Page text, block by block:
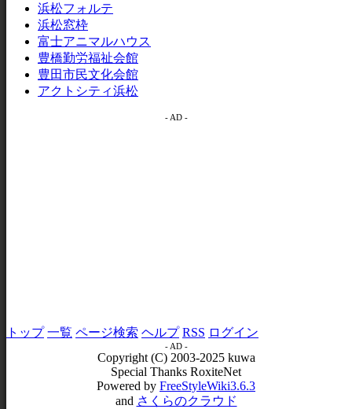
浜松フォルテ
浜松窓枠
富士アニマルハウス
豊橋勤労福祉会館
豊田市民文化会館
アクトシティ浜松
- AD -
トップ 一覧 ページ検索 ヘルプ RSS ログイン
- AD -
Copyright (C) 2003-2025 kuwa
Special Thanks RoxiteNet
Powered by FreeStyleWiki3.6.3
and さくらのクラウド